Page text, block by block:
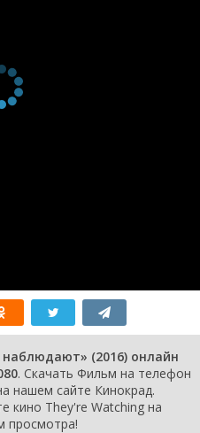
(2016) онлайн
. Скачать Фильм на телефон
нашем сайте Кинокрад.
кино They're Watching на
просмотра!